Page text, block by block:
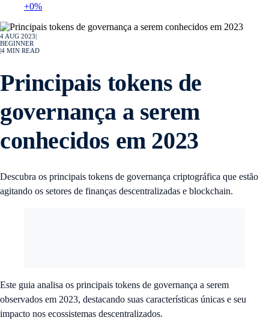
+0%
4 AUG 2023
BEGINNER
4 MIN READ
Principais tokens de
governança a serem
conhecidos em 2023
Descubra os principais tokens de governança criptográfica que estão
agitando os setores de finanças descentralizadas e blockchain.
Este guia analisa os principais tokens de governança a serem
observados em 2023, destacando suas características únicas e seu
impacto nos ecossistemas descentralizados.